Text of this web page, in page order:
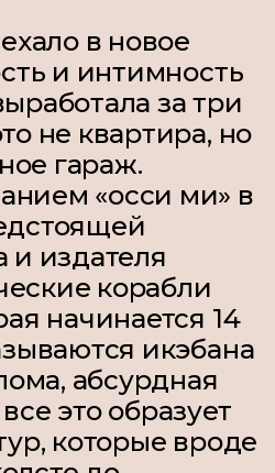
в новое
и интимность
за три
не квартира, но
гараж.
«осси ми» в
и издателя
корабли
начинается 14
икэбана
абсурдная
это образует
которые вроде